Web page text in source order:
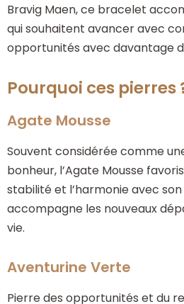
Bravig Maen, ce bracelet
qui souhaitent avancer avec
opportunités avec davantage
Pourquoi ces pierres
Agate Mousse
Souvent considérée comme
bonheur, l’Agate Mousse
stabilité et l’harmonie avec
accompagne les nouveaux
vie.
Aventurine Verte
Pierre des opportunités et du